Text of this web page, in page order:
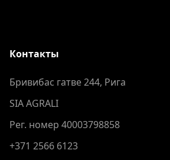
Контакты
Бривибас гатве 244, Рига
SIA AGRALI
Рег. номер 40003798858
+371 2566 6123